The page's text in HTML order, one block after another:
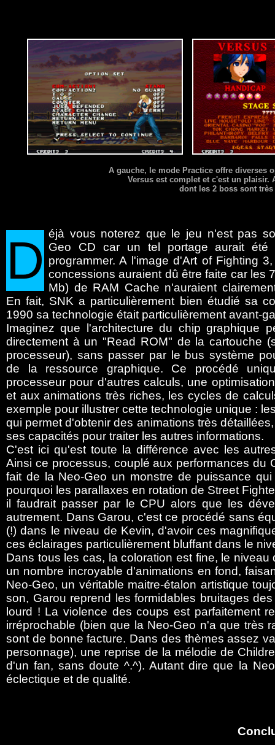
A gauche, le mode Practice offre diverses
Versus est complet et c'est un plaisir.
dont les 2 boss sont
D éjà vous noterez que le jeu n'est pas
Geo CD car un tel portage aurait
programmer. A l'image d'Art of Fighting
concessions auraient dû être faite car les
Mb) de RAM Cache n'auraient
En fait, SNK a particulièrement bien étudié sa
1990 sa technologie était particulièrement avant-
Imaginez que l'architecture du chip graphique
directement à un "Read ROM" de la cartouche
processeur), sans passer par le bus système
de la ressource graphique. Ce procédé
processeur pour d'autres calculs, une
et aux animations très riches, les cycles de
exemple pour illustrer cette technologie unique :
qui permet d'obtenir des animations très
ses capacités pour traiter les autres informations.
C'est ici qu'est toute la différence avec les
Ainsi ce processus, couplé aux performances du
fait de la Neo-Geo un monstre de puissance
pourquoi les parallaxes en rotation de Street
il faudrait passer par le CPU alors que les
autrement. Dans Garou, c'est ce procédé sans
(!) dans le niveau de Kevin, d'avoir ces
ces éclairages particulièrement bluffant dans le
Dans tous les cas, la coloration est fine, le
un nombre incroyable d'animations en fond,
Neo-Geo, un véritable maitre-étalon artistique
son, Garou reprend les formidables bruitages
lourd ! La violence des coups est parfaitement
irréprochable (bien que la Neo-Geo n'a que très
sont de bonne facture. Dans des thèmes assez
personnage), une reprise de la mélodie de
d'un fan, sans doute ^.^). Autant dire que la
éclectique et de qualité.